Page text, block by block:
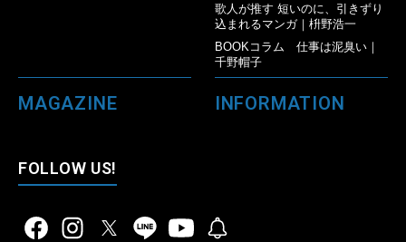
歌人が推す 短いのに、引きずり
込まれるマンガ｜枡野浩一
BOOKコラム 仕事は泥臭い｜
千野帽子
MAGAZINE INFORMATION
FOLLOW US!